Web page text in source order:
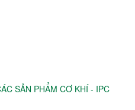
SẢN PHẨM CƠ KHÍ - IPC